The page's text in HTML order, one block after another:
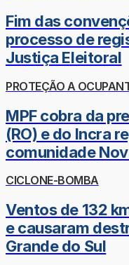
Fim das
processo de
Justiça Eleitoral
PROTEÇÃO A
MPF cobra da
(RO) e do Incra
comunidade
CICLONE-BOMBA
Ventos de 132
e causaram
Grande do Sul